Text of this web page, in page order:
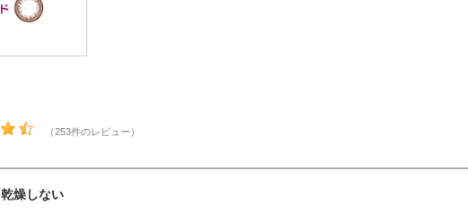
（253件のレビュー）
乾燥しない